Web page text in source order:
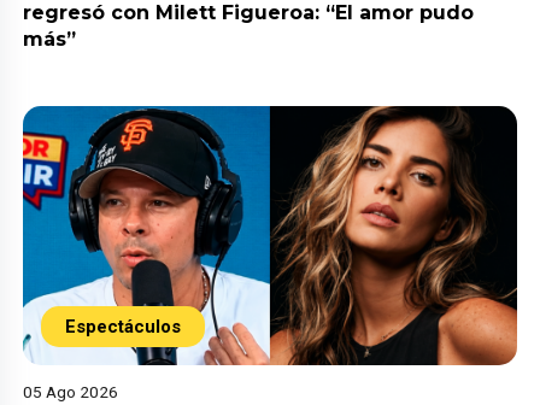
regresó con Milett Figueroa: “El amor pudo
más”
Espectáculos
05 Ago 2026